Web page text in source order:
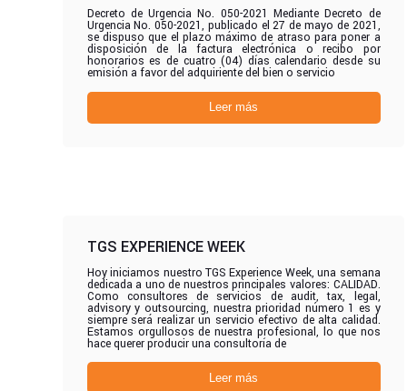
Decreto de Urgencia No. 050-2021 Mediante Decreto de
Urgencia No. 050-2021, publicado el 27 de mayo de 2021,
se dispuso que el plazo máximo de atraso para poner a
disposición de la factura electrónica o recibo por
honorarios es de cuatro (04) días calendario desde su
emisión a favor del adquiriente del bien o servicio
Leer más
TGS EXPERIENCE WEEK
Hoy iniciamos nuestro TGS Experience Week, una semana
dedicada a uno de nuestros principales valores: CALIDAD.
Como consultores de servicios de audit, tax, legal,
advisory y outsourcing, nuestra prioridad número 1 es y
siempre será realizar un servicio efectivo de alta calidad.
Estamos orgullosos de nuestra profesional, lo que nos
hace querer producir una consultoría de
Leer más